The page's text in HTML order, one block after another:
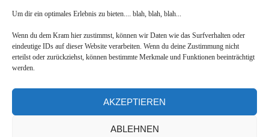
Um dir ein optimales Erlebnis zu bieten.... blah, blah, blah...
Wenn du dem Kram hier zustimmst, können wir Daten wie das Surfverhalten oder
eindeutige IDs auf dieser Website verarbeiten. Wenn du deine Zustimmung nicht
erteilst oder zurückziehst, können bestimmte Merkmale und Funktionen beeinträchtigt
werden.
AKZEPTIEREN
ABLEHNEN
https://adssettings.google.com/authenticated.
OpenStreetMap
Wir binden die Landkarten des Dienstes
„OpenStreetMap“ ein
(https://www.openstreetmap.de), die auf
Grundlage der Open Data Commons Open